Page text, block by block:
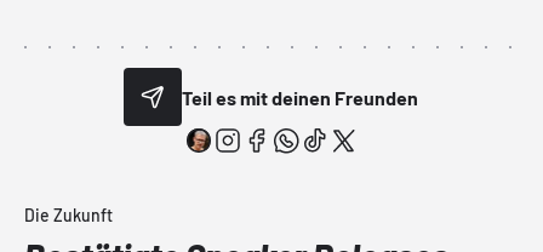
Teil es mit deinen Freunden
Die Zukunft